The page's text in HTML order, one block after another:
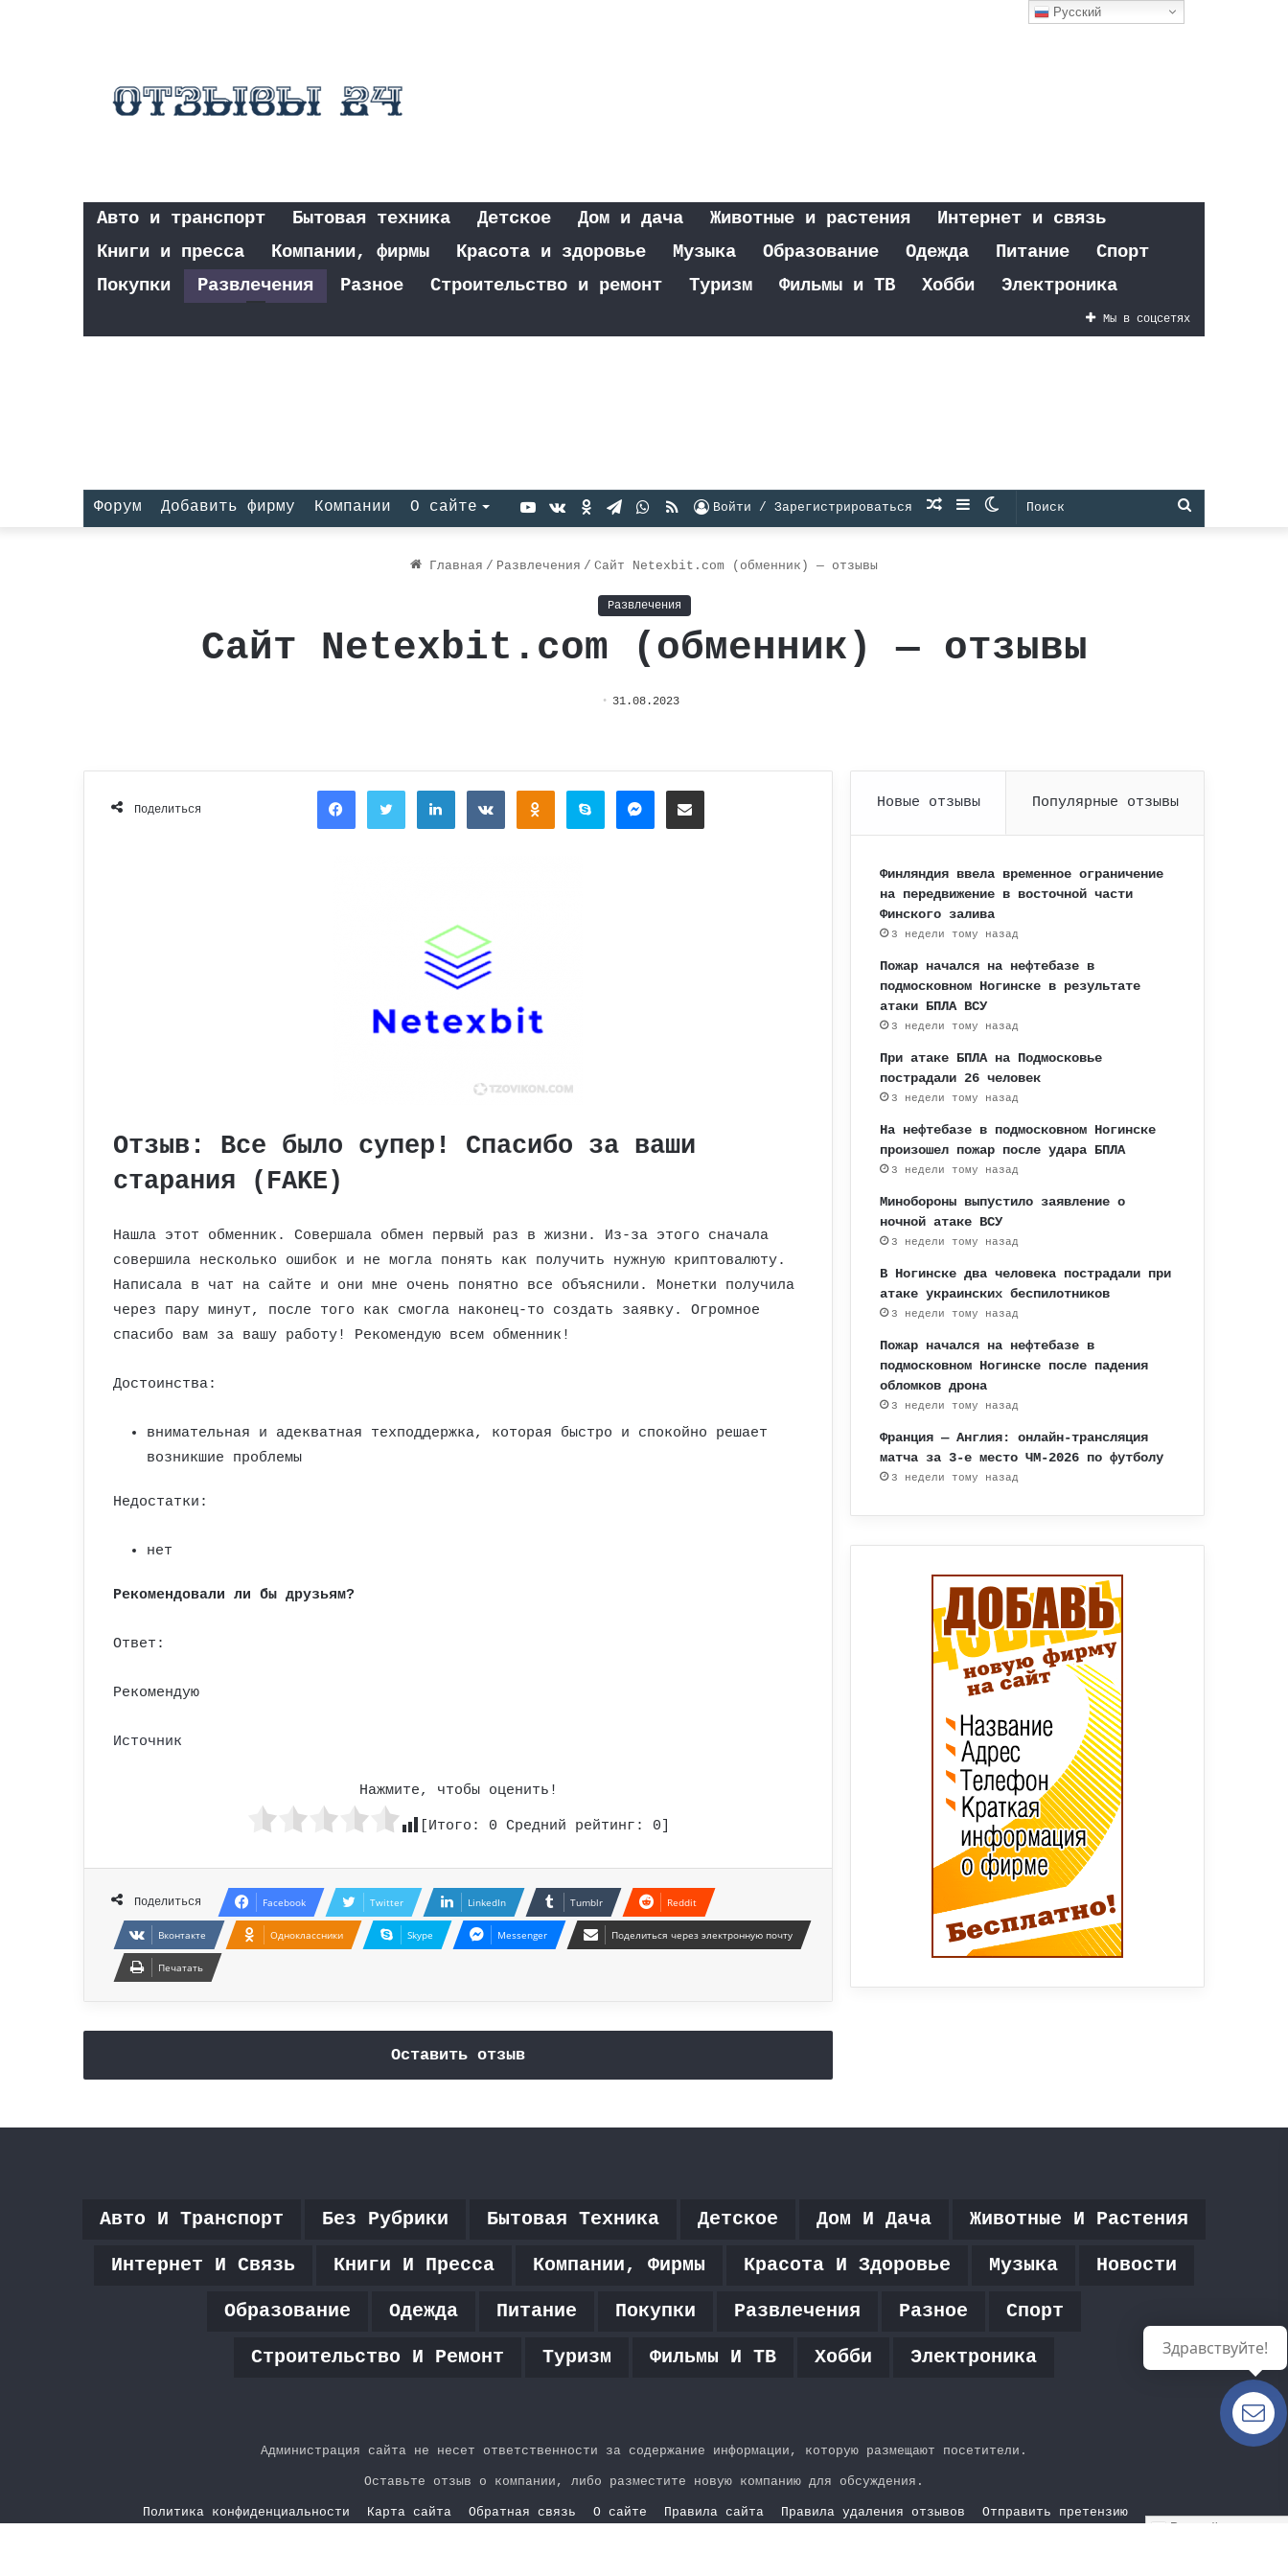
Авто и транспорт Бытовая техника Детское Дом и дача Животные и растения
Интернет и связь
Книги и пресса
Компании, фирмы Красота и здоровье Музыка Образование Одежда Питание
Спорт
Покупки
Развлечения Разное Строительство и ремонт Туризм Фильмы и ТВ Хобби Электроника
Мы в соцсетях
Форум Добавить фирму Компании О сайте Поиск
Switch
Sidebar
Случайная
Войти / Зарегистрироваться
RSS
WhatsApp
Telegram
Одноклассники
vk.com
YouTube
Главная / Развлечения / Сайт Netexbit.com (обменник) — отзывы
Развлечения
Сайт Netexbit.com (обменник) — отзывы
31.08.2023
Поделиться
FacebookTwitterLinkedInВконтактеОдноклассники
Skype MessengerПоделиться через электронную почту
Отзыв: Все было супер! Спасибо за ваши
старания (FAKE)
Нашла этот обменник. Совершала обмен первый раз в жизни. Из-за этого сначала
совершила несколько ошибок и не могла понять как получить нужную криптовалюту.
Написала в чат на сайте и они мне очень понятно все объяснили. Монетки получила
через пару минут, после того как смогла наконец-то создать заявку. Огромное
спасибо вам за вашу работу! Рекомендую всем обменник!
Достоинства:
внимательная и адекватная техподдержка, которая быстро и спокойно решает
возникшие проблемы
Недостатки:
нет
Рекомендовали ли бы друзьям?
Ответ:
Рекомендую
Источник
Нажмите, чтобы оценить!
[Итого: 0 Средний рейтинг: 0
Поделиться Facebook Twitter LinkedIn Tumblr Reddit
Вконтакте Одноклассники Skype Messenger Поделиться через электронную почту
Печатать
Оставить отзыв
Новые отзывы Популярные отзывы
Финляндия ввела временное ограничение
на передвижение в восточной части
Финского залива
3 недели тому назад
Пожар начался на нефтебазе в
подмосковном Ногинске в результате
атаки БПЛА ВСУ
3 недели тому назад
При атаке БПЛА на Подмосковье
пострадали 26 человек
3 недели тому назад
На нефтебазе в подмосковном Ногинске
произошел пожар после удара БПЛА
3 недели тому назад
Минобороны выпустило заявление о
ночной атаке ВСУ
3 недели тому назад
В Ногинске два человека пострадали при
атаке украинских беспилотников
3 недели тому назад
Пожар начался на нефтебазе в
подмосковном Ногинске после падения
обломков дрона
3 недели тому назад
Франция — Англия: онлайн-трансляция
матча за 3-е место ЧМ-2026 по футболу
3 недели тому назад
Авто И Транспорт Без Рубрики Бытовая Техника Детское Дом И Дача Животные И Растения
Интернет И Связь Книги И Пресса Компании, Фирмы Красота И Здоровье Музыка Новости
Образование Одежда Питание Покупки Развлечения Разное Спорт
Строительство И Ремонт Туризм Фильмы И ТВ Хобби Электроника
Администрация сайта не несет ответственности за содержание информации, которую размещают посетители.
Оставьте отзыв о компании, либо разместите новую компанию для обсуждения.
Политика конфиденциальности Карта сайта Обратная связь О сайте Правила сайта Правила удаления отзывов
Отправить претензию
Русский
Русский
Есть
вопросы?
Здравствуйте!